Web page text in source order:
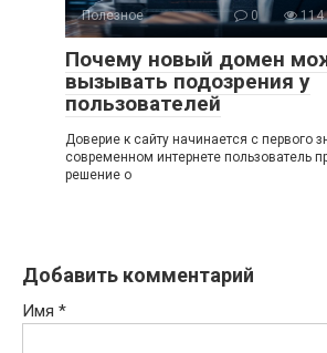
Полезное 0 114
Почему новый домен
вызывать подозрения у
пользователей
Доверие к сайту начинается с первого
современном интернете пользователь
решение о
Добавить комментарий
Имя *